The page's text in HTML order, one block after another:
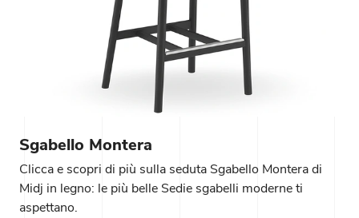
Sgabello Montera
Clicca e scopri di più sulla seduta Sgabello Montera di
Midj in legno: le più belle Sedie sgabelli moderne ti
aspettano.